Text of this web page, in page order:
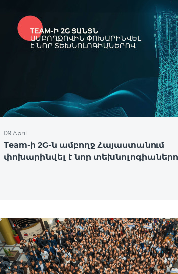
09 April
Team-ի 2G-ն ամբողջ Հայաստանում
փոխարինվել է նոր